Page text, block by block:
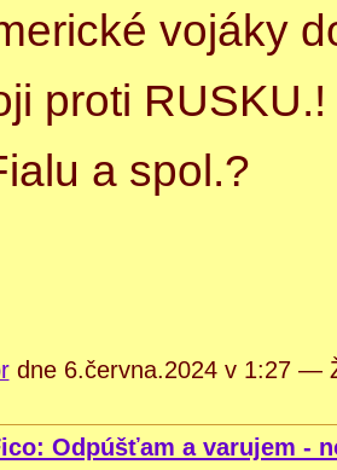
vojáky
proti
a spol.?
dne 6.června.2024 v 1:27 —
Odpúšťam a varujem -